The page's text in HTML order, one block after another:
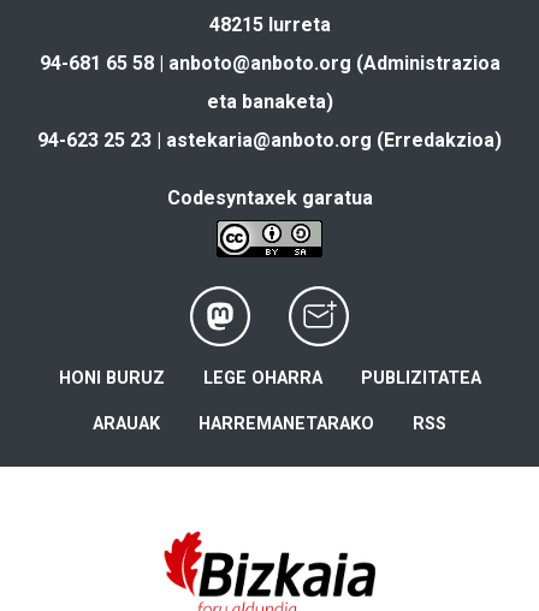
48215 Iurreta
94-681 65 58 | anboto@anboto.org (Administrazioa
eta banaketa)
94-623 25 23 | astekaria@anboto.org (Erredakzioa)
Codesyntaxek garatua
HONI BURUZ LEGE OHARRA PUBLIZITATEA
ARAUAK HARREMANETARAKO RSS